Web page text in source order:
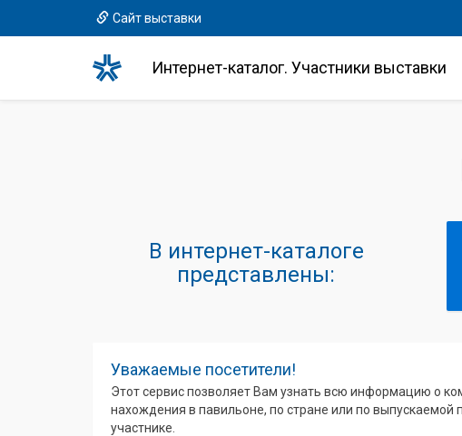
Сайт выставки
Интернет-каталог. Участники выставки
В интернет-каталоге
представлены:
Уважаемые посетители!
Этот сервис позволяет Вам узнать всю информацию о
нахождения в павильоне, по стране или по
участнике.